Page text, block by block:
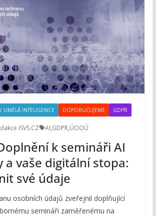
UMĚLÁ INTELIGENCE DOPORUČUJEME GDPR
ISVS.CZ AI,GDPR,ÚOOÚ
k semináři AI
a vaše digitální stopa:
své údaje
osobních údajů zveřejnil doplňující
semináři zaměřenému na